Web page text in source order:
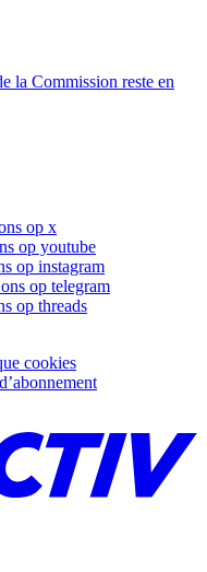
la Commission reste en
op x
op youtube
op instagram
op telegram
op threads
cookies